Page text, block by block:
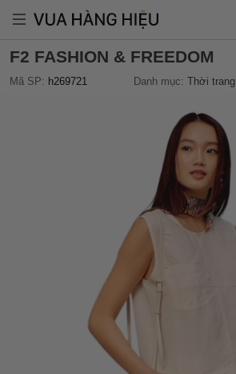
F2 FASHION & FREEDOM
Mã SP: h269721 Danh mục: Thời trang